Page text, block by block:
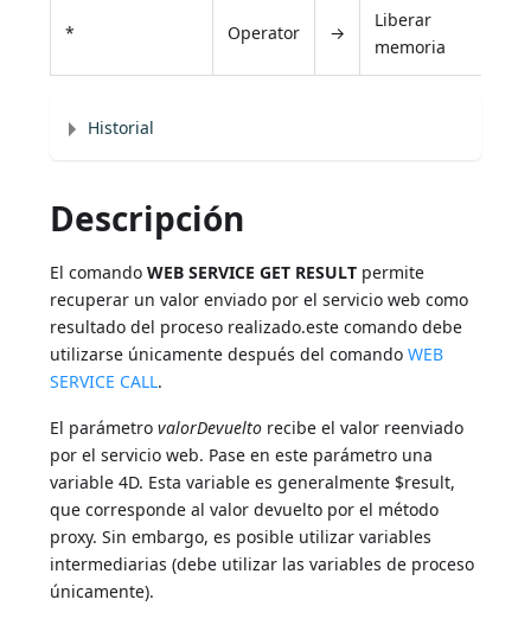
* Operator →
Liberar
memoria
Historial
Descripción
El comandoWEB SERVICE GET RESULT permite
recuperar un valor enviado por el servicio web como
resultado del proceso realizado.este comando debe
utilizarse únicamente después del comandoWEB
SERVICE CALL.
El parámetrovalorDevuelto recibe el valor reenviado
por el servicio web. Pase en este parámetro una
variable 4D. Esta variable es generalmente $result,
que corresponde al valor devuelto por el método
proxy. Sin embargo, es posible utilizar variables
intermediarias (debe utilizar las variables de proceso
únicamente).